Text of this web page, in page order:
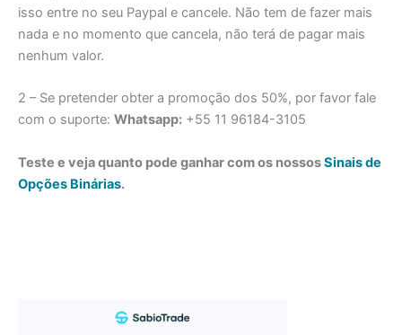
isso entre no seu Paypal e cancele. Não tem de fazer mais
nada e no momento que cancela, não terá de pagar mais
nenhum valor.
2 – Se pretender obter a promoção dos 50%, por favor fale
com o suporte: Whatsapp: +55 11 96184-3105
Teste e veja quanto pode ganhar com os nossosSinais de
Opções Binárias.